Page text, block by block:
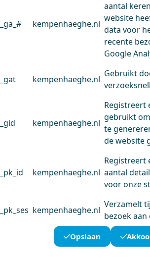
_ga_# kempenhaeghe.nl
aantal
website
data voor
recente
Google
_gat kempenhaeghe.nl
Gebruikt
_gid kempenhaeghe.nl
Registreert
gebruikt
te
de website
_pk_id kempenhaeghe.nl
Registreert
aantal
voor onze
_pk_ses kempenhaeghe.nl
Verzamelt
bezoek aan
Opslaan